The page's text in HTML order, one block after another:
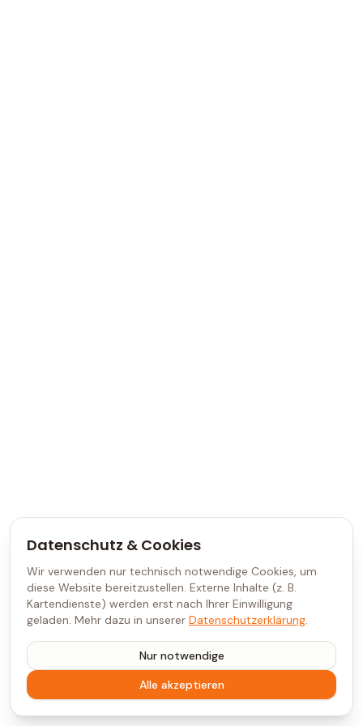
Datenschutz & Cookies
Wir verwenden nur technisch notwendige Cookies, um
diese Website bereitzustellen. Externe Inhalte (z. B.
Kartendienste) werden erst nach Ihrer Einwilligung
geladen. Mehr dazu in unserer Datenschutzerklärung.
Nur notwendige
Alle akzeptieren